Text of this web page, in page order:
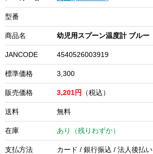
型番
商品名 幼児用スプーン温度計 ブルー
JANCODE 4540526003919
標準価格 3,300
販売価格 3,201円 （税込）
送料 無料
在庫 あり（残りわずか）
支払方法 カード / 銀行振込 / 法人後払い